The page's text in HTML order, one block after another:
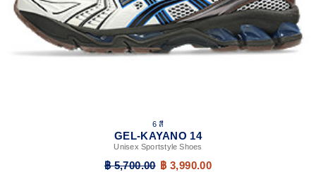
6 สี
GEL-KAYANO 14
Unisex Sportstyle Shoes
฿ 5,700.00 ฿ 3,990.00